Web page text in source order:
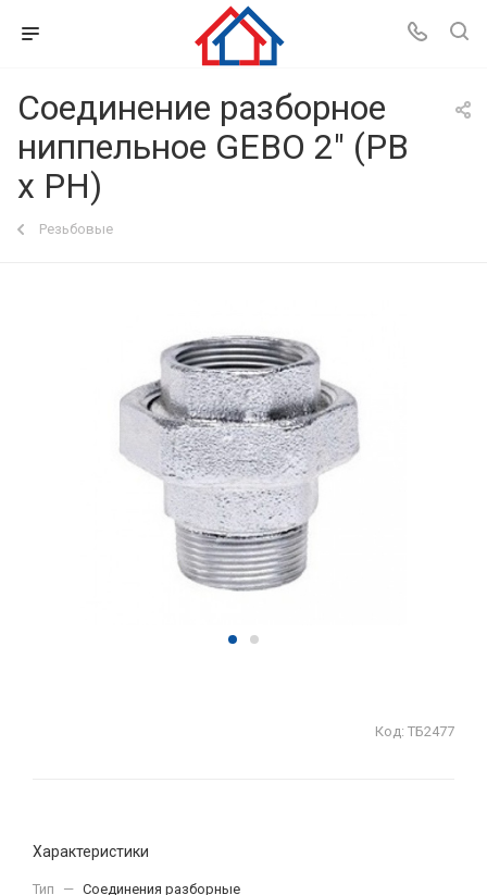
Соединение разборное
ниппельное GEBO 2" (РВ
х РН)
Резьбовые
Код: ТБ2477
Характеристики
Тип — Соединения разборные